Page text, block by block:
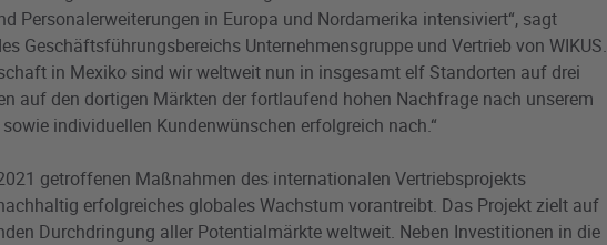
Personalerweiterungen in Europa und Nordamerika intensiviert“, sagt
Geschäftsführungsbereichs Unternehmensgruppe und Vertrieb von WIKUS.
in Mexiko sind wir weltweit nun in insgesamt elf Standorten auf drei
auf den dortigen Märkten der fortlaufend hohen Nachfrage nach unserem
individuellen Kundenwünschen erfolgreich nach.“
getroffenen Maßnahmen des internationalen Vertriebsprojekts
erfolgreiches globales Wachstum vorantreibt. Das Projekt zielt auf
Durchdringung aller Potentialmärkte weltweit. Neben Investitionen in die